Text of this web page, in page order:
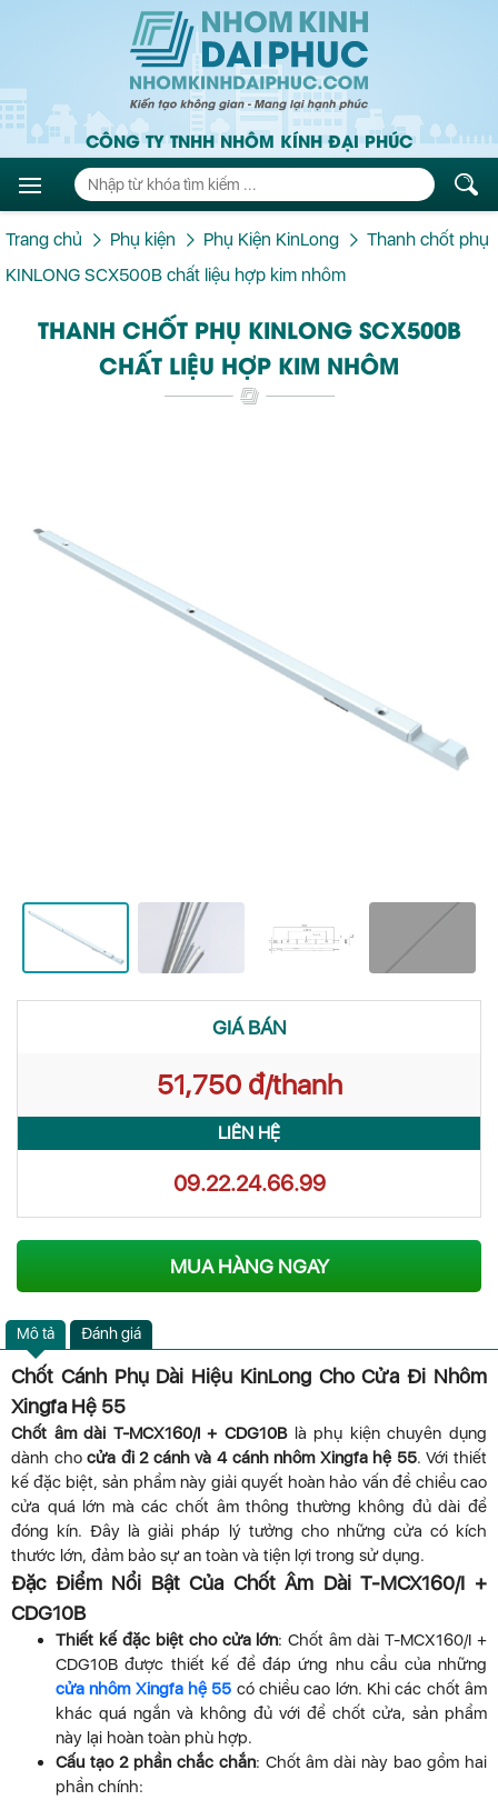
CÔNG TY TNHH NHÔM KÍNH ĐẠI PHÚC
Trang chủ Phụ kiện Phụ Kiện KinLong
Thanh chốt phụ
KINLONG SCX500B chất liệu hợp kim nhôm
THANH CHỐT PHỤ KINLONG SCX500B
CHẤT LIỆU HỢP KIM NHÔM
GIÁ BÁN
51,750 đ/thanh
LIÊN HỆ
09.22.24.66.99
MUA HÀNG NGAY
Mô tả Đánh giá
Chốt Cánh Phụ Dài Hiệu KinLong Cho Cửa Đi Nhôm
Xingfa Hệ 55
Chốt âm dài T-MCX160/I + CDG10Blà phụ kiện chuyên dụng
dành chocửa đi 2 cánh và 4 cánh nhôm Xingfa hệ 55. Với thiết
kế đặc biệt, sản phẩm này giải quyết hoàn hảo vấn đề chiều cao
cửa quá lớn mà các chốt âm thông thường không đủ dài để
đóng kín. Đây là giải pháp lý tưởng cho những cửa có kích
thước lớn, đảm bảo sự an toàn và tiện lợi trong sử dụng.
Đặc Điểm Nổi Bật Của Chốt Âm Dài T-MCX160/I +
CDG10B
Thiết kế đặc biệt cho cửa lớn: Chốt âm dài T-MCX160/I +
CDG10B được thiết kế để đáp ứng nhu cầu của những
cửa nhôm Xingfa hệ 55 có chiều cao lớn. Khi các chốt âm
khác quá ngắn và không đủ với để chốt cửa, sản phẩm
này lại hoàn toàn phù hợp.
Cấu tạo 2 phần chắc chắn: Chốt âm dài này bao gồm hai
phần chính: